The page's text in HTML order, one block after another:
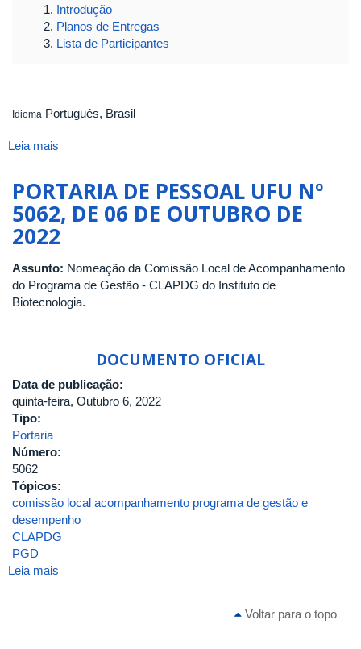
DO
CONSELHO
DO
DA
Introdução
Planos de Entregas
Lista de Participantes
Idioma Português, Brasil
Leia mais
Gestão
e
Desempenho
PORTARIA DE PESSOAL UFU Nº
5062, DE 06 DE OUTUBRO DE
2022
Assunto: Nomeação da Comissão Local de Acompanhamento
do Programa de Gestão - CLAPDG do Instituto de
Biotecnologia.
DOCUMENTO OFICIAL
Data de publicação:
quinta-feira, Outubro 6, 2022
Tipo:
Portaria
Número:
5062
Tópicos:
comissão local acompanhamento programa de gestão e
desempenho
CLAPDG
PGD
Leia mais
Voltar para o topo